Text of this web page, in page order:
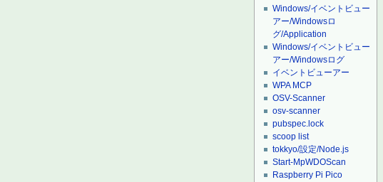
Windows/イベントビュー
アー/Windowsロ
グ/Application
Windows/イベントビュー
アー/Windowsログ
イベントビューアー
WPA MCP
OSV-Scanner
osv-scanner
pubspec.lock
scoop list
tokkyo/設定/Node.js
Start-MpWDOScan
Raspberry Pi Pico